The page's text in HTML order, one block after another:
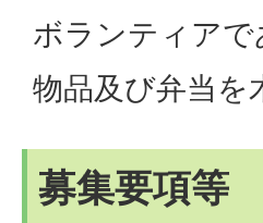
ボランティア
物品及び弁当を
募集要項等